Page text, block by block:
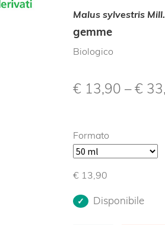
Malus sylvestris Mill.
gemme
Biologico
€ 13,90 –€
Formato
€ 13,90
Disponibile